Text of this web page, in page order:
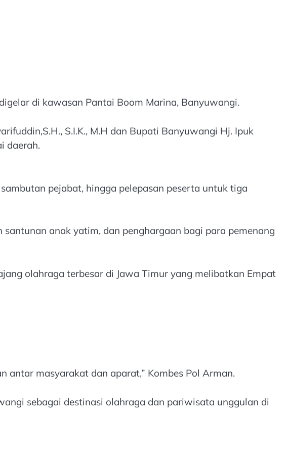
di kawasan Pantai Boom Marina, Banyuwangi.
S.I.K., M.H dan Bupati Banyuwangi Hj. Ipuk
daerah.
pejabat, hingga pelepasan peserta untuk tiga
anak yatim, dan penghargaan bagi para pemenang
olahraga terbesar di Jawa Timur yang melibatkan Empat
antar masyarakat dan aparat,” Kombes Pol Arman.
sebagai destinasi olahraga dan pariwisata unggulan di